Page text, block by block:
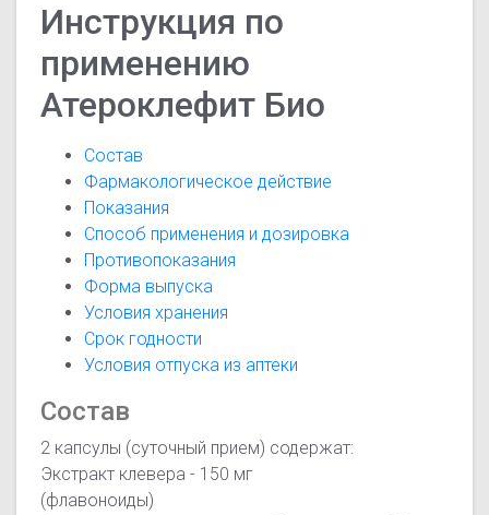
Инструкция по
применению
Атероклефит Био
Состав
Фармакологическое действие
Показания
Способ применения и дозировка
Противопоказания
Форма выпуска
Условия хранения
Срок годности
Условия отпуска из аптеки
Состав
2 капсулы (суточный прием) содержат:
Экстракт клевера - 150 мг
(флавоноиды)